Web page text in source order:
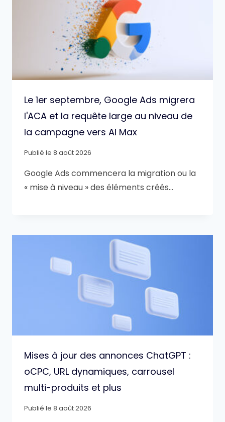
Le 1er septembre, Google Ads migrera
l'ACA et la requête large au niveau de
la campagne vers AI Max
Publié le 8 août 2026
Google Ads commencera la migration ou la
« mise à niveau » des éléments créés…
Mises à jour des annonces ChatGPT :
oCPC, URL dynamiques, carrousel
multi-produits et plus
Publié le 8 août 2026